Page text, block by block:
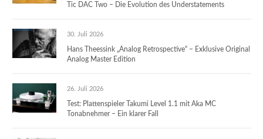
Tic DAC Two – Die Evolution des Understatements
30. Juli 2026
Hans Theessink „Analog Retrospective“ – Exklusive Original
Analog Master Edition
26. Juli 2026
Test: Plattenspieler Takumi Level 1.1 mit Aka MC
Tonabnehmer – Ein klarer Fall